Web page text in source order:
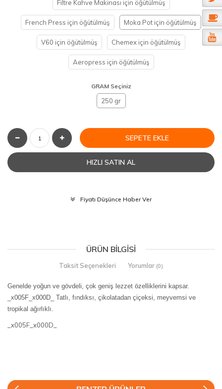
Filtre Kahve Makinası için öğütülmüş
French Press için öğütülmüş Moka Pot için öğütülmüş
V60 için öğütülmüş Chemex için öğütülmüş
Aeropress için öğütülmüş
GRAM Seçiniz
250 gr
SEPETE EKLE
HIZLI SATIN AL
Fiyatı Düşünce Haber Ver
ÜRÜN BILGISI
Taksit Seçenekleri Yorumlar (0)
Genelde yoğun ve gövdeli, çok geniş lezzet özelliklerini kapsar.
_x005F_x000D_ Tatlı, fındıksı, çikolatadan çiçeksi, meyvemsi ve
tropikal ağırlıklı.
_x005F_x000D_